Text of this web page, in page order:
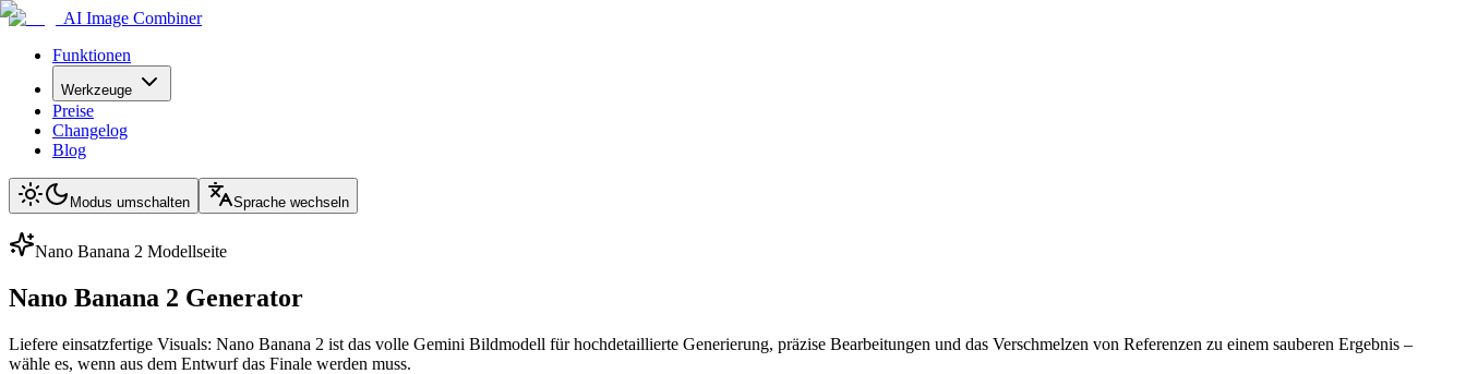
AI Image Combiner
Funktionen
Werkzeuge
Preise
Changelog
Blog
Modus umschalten Sprache wechseln
Nano Banana 2 Modellseite
Nano Banana 2 Generator
Liefere einsatzfertige Visuals: Nano Banana 2 ist das volle Gemini Bildmodell für hochdetaillierte Generierung, präzise Bearbeitungen und das Verschmelzen von Referenzen zu einem sauberen Ergebnis –
wähle es, wenn aus dem Entwurf das Finale werden muss.